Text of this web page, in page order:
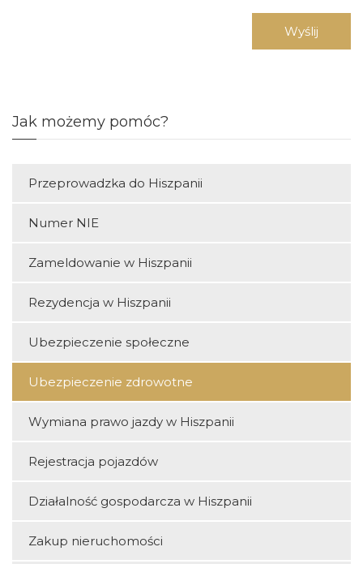
Jak możemy pomóc?
Przeprowadzka do Hiszpanii
Numer NIE
Zameldowanie w Hiszpanii
Rezydencja w Hiszpanii
Ubezpieczenie społeczne
Ubezpieczenie zdrowotne
Wymiana prawo jazdy w Hiszpanii
Rejestracja pojazdów
Działalność gospodarcza w Hiszpanii
Zakup nieruchomości